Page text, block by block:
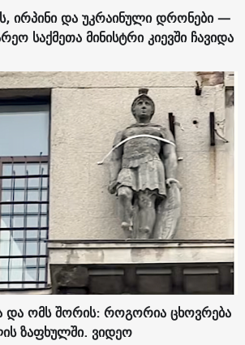
ირპინი და უკრაინული დრონები —
საქმეთა მინისტრი კიევში ჩავიდა
და ომს შორის: როგორია ცხოვრება
ზაფხულში. ვიდეო